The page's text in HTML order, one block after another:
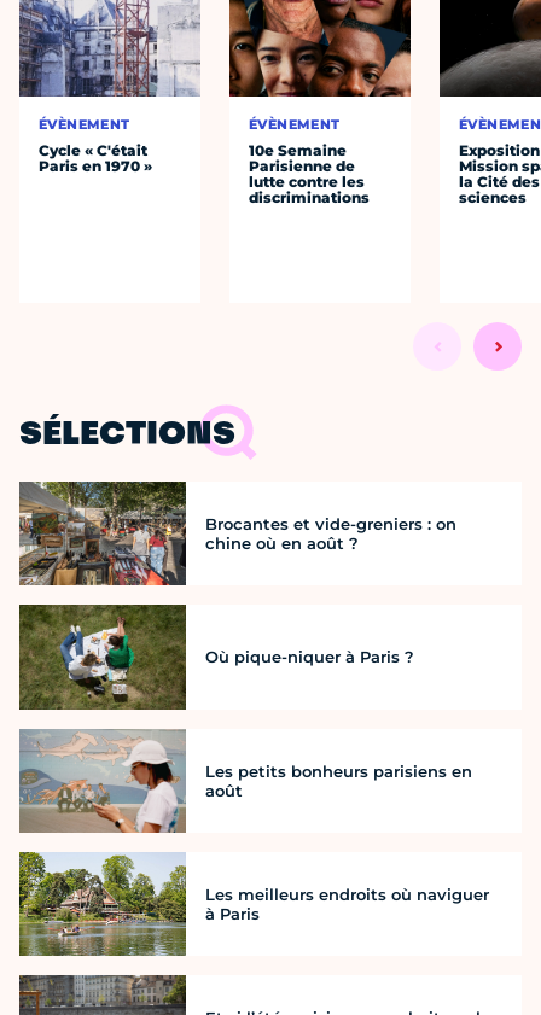
ÉVÈNEMENT
Cycle « C'était
Paris en 1970 »
ÉVÈNEMENT
10e Semaine
Parisienne de
lutte contre les
discriminations
Exposition
Mission
la Cité des
sciences
SÉLECTIONS
Brocantes et vide-greniers : on
chine où en août ?
Où pique-niquer à Paris ?
Les petits bonheurs parisiens en
août
Les meilleurs endroits où naviguer
à Paris